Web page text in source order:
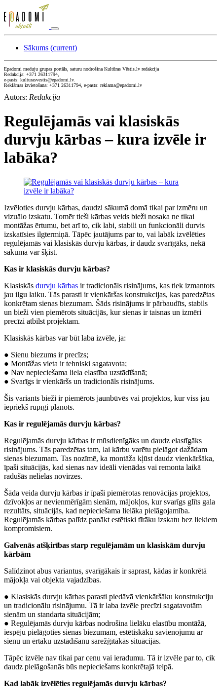
Sākums (current)
Epadomi meduju grupas portāls, saturu nodrošina Kultūras Vēstis.lv redakcija
Redakcija: +371 26311794,
e-pasts: kulturasvestis@epadomi.lv.
Reklāmas izvietošana: +371 26311794, e-pasts: reklama@epadomi.lv
Autors: Redakcija
Regulējamās vai klasiskās
durvju kārbas – kura izvēle ir
labāka?
Izvēloties durvju kārbas, daudzi sākumā domā tikai par izmēru un
vizuālo izskatu. Tomēr tieši kārbas veids bieži nosaka ne tikai
montāžas ērtumu, bet arī to, cik labi, stabili un funkcionāli durvis
izskatīsies ilgtermiņā. Tāpēc jautājums par to, vai labāk izvēlēties
regulējamās vai klasiskās durvju kārbas, ir daudz svarīgāks, nekā
sākumā var šķist.
Kas ir klasiskās durvju kārbas?
Klasiskās durvju kārbas ir tradicionāls risinājums, kas tiek izmantots
jau ilgu laiku. Tās parasti ir vienkāršas konstrukcijas, kas paredzētas
konkrētam sienas biezumam. Šāds risinājums ir pārbaudīts, stabils
un bieži vien piemērots situācijās, kur sienas ir taisnas un izmēri
precīzi atbilst projektam.
Klasiskās kārbas var būt laba izvēle, ja:
● Sienu biezums ir precīzs;
● Montāžas vieta ir tehniski sagatavota;
● Nav nepieciešama liela elastība uzstādīšanā;
● Svarīgs ir vienkāršs un tradicionāls risinājums.
Šis variants bieži ir piemērots jaunbūvēs vai projektos, kur viss jau
iepriekš rūpīgi plānots.
Kas ir regulējamās durvju kārbas?
Regulējamās durvju kārbas ir mūsdienīgāks un daudz elastīgāks
risinājums. Tās paredzētas tam, lai kārbu varētu pielāgot dažādam
sienas biezumam. Tas nozīmē, ka montāža kļūst daudz vienkāršāka,
īpaši situācijās, kad sienas nav ideāli vienādas vai remonta laikā
radušās nelielas novirzes.
Šāda veida durvju kārbas ir īpaši piemērotas renovācijas projektos,
dzīvokļos ar nevienmērīgām sienām, mājokļos, kur svarīgs glīts gala
rezultāts, situācijās, kad nepieciešama lielāka pielāgojamība.
Regulējamās kārbas palīdz panākt estētiski tīrāku izskatu bez liekiem
kompromisiem.
Galvenās atšķirības starp regulējamām un klasiskām durvju
kārbām
Salīdzinot abus variantus, svarīgākais ir saprast, kādas ir konkrētā
mājokļa vai objekta vajadzības.
● Klasiskās durvju kārbas parasti piedāvā vienkāršāku konstrukciju
un tradicionālu risinājumu. Tā ir laba izvēle precīzi sagatavotām
sienām un standarta situācijām;
● Regulējamās durvju kārbas nodrošina lielāku elastību montāžā,
iespēju pielāgoties sienas biezumam, estētiskāku savienojumu ar
sienu un ērtāku uzstādīšanu sarežģītākās situācijās.
Tāpēc izvēle nav tikai par cenu vai ieradumu. Tā ir izvēle par to, cik
daudz pielāgošanās būs nepieciešams konkrētajā telpā.
Kad labāk izvēlēties regulējamās durvju kārbas?